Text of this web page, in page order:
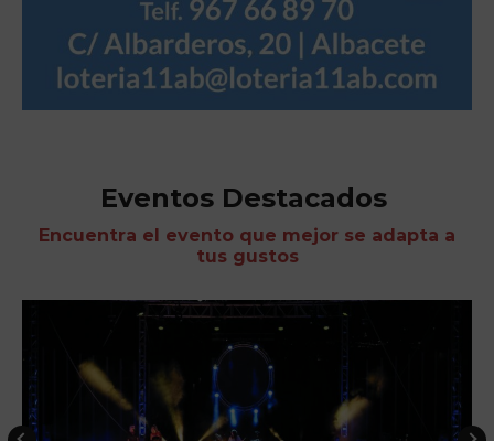
Eventos Destacados
Encuentra el evento que mejor se adapta a
tus gustos